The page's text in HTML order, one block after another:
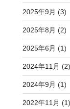
2025年9月 (3)
2025年8月 (2)
2025年6月 (1)
2024年11月 (2)
2024年9月 (1)
2022年11月 (1)